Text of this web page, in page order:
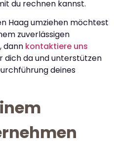
du rechnen kannst.
Haag umziehen möchtest
zuverlässigen
dann kontaktiere uns
dich da und unterstützen
deines